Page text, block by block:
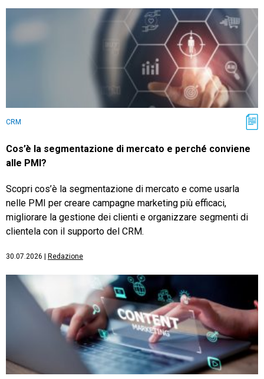
CRM
Cos’è la segmentazione di mercato e perché conviene
alle PMI?
Scopri cos’è la segmentazione di mercato e come usarla
nelle PMI per creare campagne marketing più efficaci,
migliorare la gestione dei clienti e organizzare segmenti di
clientela con il supporto del CRM.
30.07.2026 Redazione